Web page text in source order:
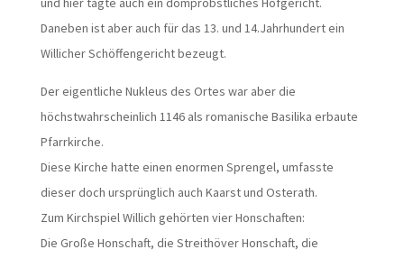
Daneben ist aber auch für das 13. und 14.Jahrhundert ein
Willicher Schöffengericht bezeugt.
Der eigentliche Nukleus des Ortes war aber die
höchstwahrscheinlich 1146 als romanische Basilika erbaute
Pfarrkirche.
Diese Kirche hatte einen enormen Sprengel, umfasste
dieser doch ursprünglich auch Kaarst und Osterath.
Zum Kirchspiel Willich gehörten vier Honschaften:
Die Große Honschaft, die Streithöver Honschaft, die